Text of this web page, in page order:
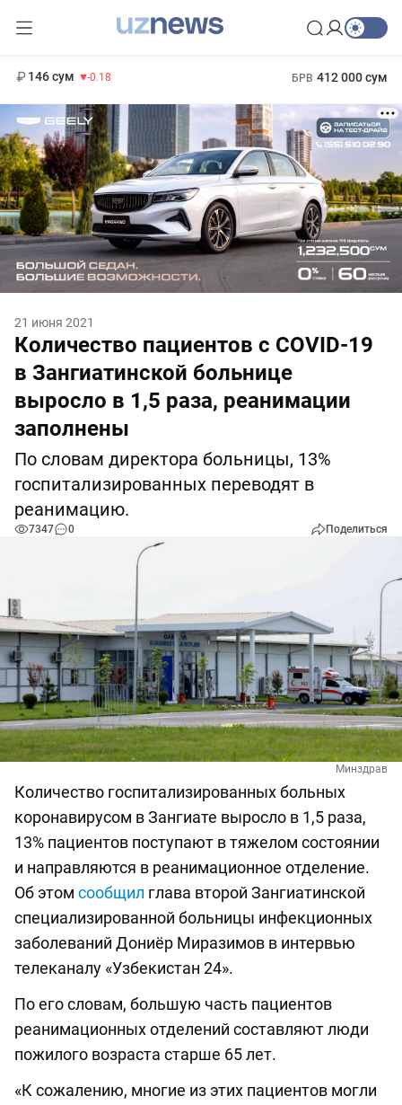
146 сум -0.18 БРВ 412 000 сум
21 июня 2021
Количество пациентов c COVID-19
в Зангиатинской больнице
выросло в 1,5 раза, реанимации
заполнены
По словам директора больницы, 13%
госпитализированных переводят в
реанимацию.
7347 0 Поделиться
Минздрав
Количество госпитализированных больных
коронавирусом в Зангиате выросло в 1,5 раза,
13% пациентов поступают в тяжелом состоянии
и направляются в реанимационное отделение.
Об этом сообщил глава второй Зангиатинской
специализированной больницы инфекционных
заболеваний Дониёр Миразимов в интервью
телеканалу «Узбекистан 24».
По его словам, большую часть пациентов
реанимационных отделений составляют люди
пожилого возраста старше 65 лет.
«К сожалению, многие из этих пациентов могли